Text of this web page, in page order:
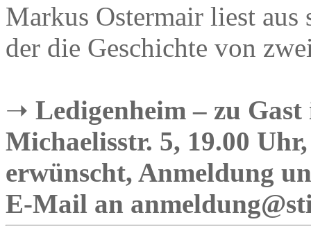
Markus Ostermair liest
der die Geschichte von
➝ Ledigenheim – zu
Michaelisstr. 5, 19.00
erwünscht, Anmeldung
E-Mail an